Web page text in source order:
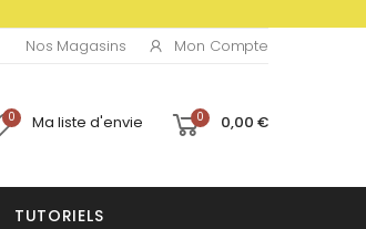
Nos Magasins Mon Compte
0 Ma liste d'envie 0 0,00 €
TUTORIELS